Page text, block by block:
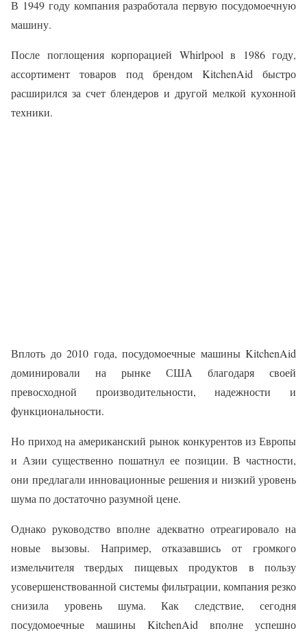
В 1949 году компания разработала первую посудомоечную
машину.
После поглощения корпорацией Whirlpool в 1986 году,
ассортимент товаров под брендом KitchenAid быстро
расширился за счет блендеров и другой мелкой кухонной
техники.
Вплоть до 2010 года, посудомоечные машины KitchenAid
доминировали на рынке США благодаря своей
превосходной производительности, надежности и
функциональности.
Но приход на американский рынок конкурентов из Европы
и Азии существенно пошатнул ее позиции. В частности,
они предлагали инновационные решения и низкий уровень
шума по достаточно разумной цене.
Однако руководство вполне адекватно отреагировало на
новые вызовы. Например, отказавшись от громкого
измельчителя твердых пищевых продуктов в пользу
усовершенствованной системы фильтрации, компания резко
снизила уровень шума. Как следствие, сегодня
посудомоечные машины KitchenAid вполне успешно